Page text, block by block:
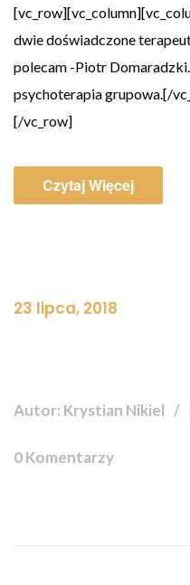
dwie doświadczone
polecam -Piotr
psychoterapia grupowa.[/
[/vc_row]
Czytaj Więcej
23 lipca, 2018
Autor: Krystian Nikiel
0 Komentarzy